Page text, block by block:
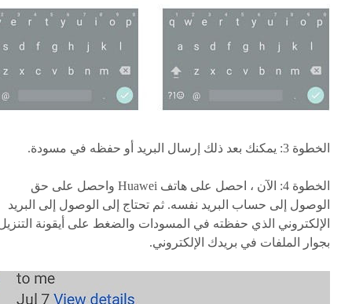
الخطوة 3: يمكنك بعد ذلك إرسال البريد أو حفظه في مسودة.
الخطوة 4:
الآن ، احصل على هاتف Huawei واحصل على حق
الوصول إلى حساب البريد نفسه. ثم تحتاج إلى الوصول إلى البريد
الإلكتروني الذي حفظته في المسودات والضغط على أيقونة
بجوار الملفات في بريدك الإلكتروني.